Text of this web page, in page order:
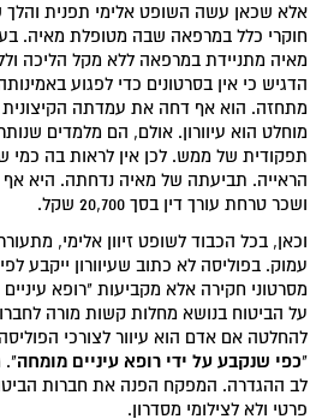
אלא שכאן עשה השופט אלימי תפנית והלך
חוקרי כלל במרפאה שבה מטופלת מאיה.
מאיה מתניידת במרפאה ללא מקל הליכה
הדגיש כי אין בסרטונים כדי לפגוע
מתחזה. הוא אף דחה את עמדתה
מוחלט הוא עיוורון. אולם, הם מלמדים
תפקודית של ממש. לכן אין לראות בה כמי
הראייה. תביעתה של מאיה נדחתה. היא אף
ושכר טרחת עורך דין בסך 20,700 שקל.
וכאן, בכל הכבוד לשופט זיוון אלימי,
עמוק. בפוליסה לא כתוב שעיוורון ייקבע
מסרטוני חקירה אלא מקביעות "רופא
על הביטוח בנושא מחלות קשות מורה
להחלטה אם אדם הוא עיוור לצורכי הפוליסה
"כפי שנקבע על ידי רופא עיניים מומחה".
לב ההגדרה. המפקח הפנה את חברות
פרטי ולא לצילומי מסדרון.